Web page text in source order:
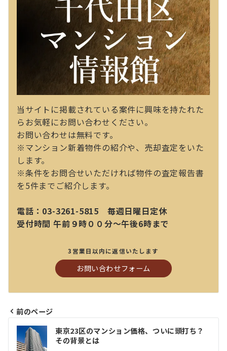
当サイトに掲載されている案件に興味を持たれた
らお気軽にお問い合わせください。
お問い合わせは無料です。
※マンション新着物件の紹介や、売却査定をいた
します。
※条件をお問合せいただければ物件の査定報告書
を5件までご紹介します。
電話：03-3261-5815 毎週日曜日定休
受付時間 午前９時００分～午後6時まで
3営業日以内に返信いたします
お問い合わせフォーム
投
稿
前のページ
東京23区のマンション価格、ついに頭打ち？
その背景とは